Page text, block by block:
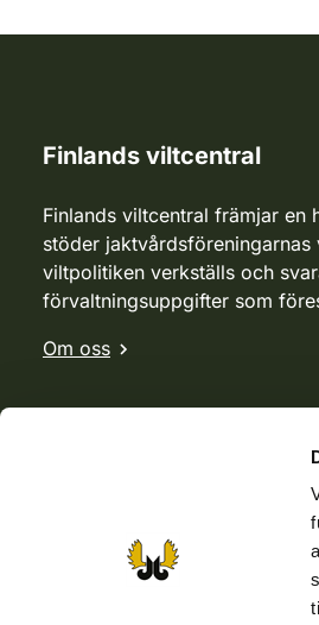
Finlands viltcentral
Finlands viltcentral främjar en
stöder
viltpolitiken verkställs och
förvaltningsuppgifter som
Om oss